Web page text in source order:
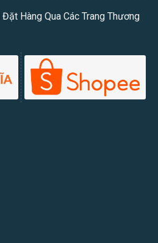
Hàng Qua Các Trang Thương